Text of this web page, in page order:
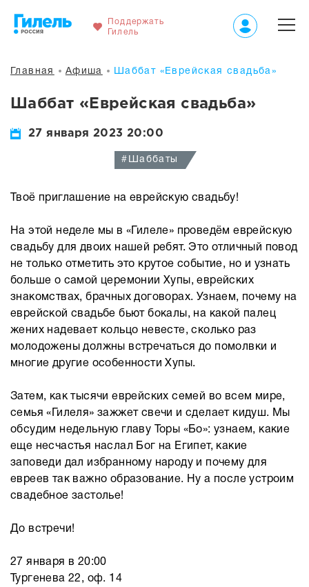
Поддержать
Гилель
Главная Афиша Шаббат «Еврейская свадьба»
Шаббат «Еврейская свадьба»
27 января 2023 20:00
#Шаббаты
Твоё приглашение на еврейскую свадьбу!
На этой неделе мы в «Гилеле» проведём еврейскую
свадьбу для двоих нашей ребят. Это отличный повод
не только отметить это крутое событие, но и узнать
больше о самой церемонии Хупы, еврейских
знакомствах, брачных договорах. Узнаем, почему на
еврейской свадьбе бьют бокалы, на какой палец
жених надевает кольцо невесте, сколько раз
молодожены должны встречаться до помолвки и
многие другие особенности Хупы.
Затем, как тысячи еврейских семей во всем мире,
семья «Гилеля» зажжет свечи и сделает кидуш. Мы
обсудим недельную главу Торы «Бо»: узнаем, какие
еще несчастья наслал Бог на Египет, какие
заповеди дал избранному народу и почему для
евреев так важно образование. Ну а после устроим
свадебное застолье!
До встречи!
27 января в 20:00
Тургенева 22, оф. 14